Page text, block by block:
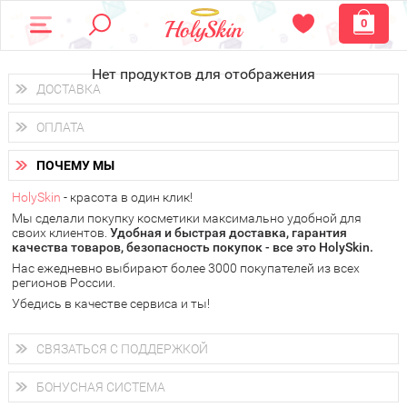
0
Нет продуктов для отображения
ДОСТАВКА
Доставка осуществляетсяпо всем городам России.
Вы можете выбрать доставку курьером, Почтой России или
получить заказ в пунктах выдачи PickPoint или пункте
самовывоза.
В 20 городах России доставка осуществляется ужена
следующий день.
у Вас всегда есть возможность получитьбесплатную
доставку от HolySkin.
подробнее об условиях доставки и оплаты в Вашем городе
ОПЛАТА
Вы можете оплатить свой заказ любым удобным способом:
наличными деньгами (
через интернет-банк (Альфа-банк, Сбербанк) и другими
электронными способами.
ПОЧЕМУ МЫ
HolySkin - красота в один клик!
Мы сделали покупку косметики максимально удобной для
своих клиентов. Удобная и быстрая доставка, гарантия
качества товаров, безопасность покупок - все это HolySkin.
Нас ежедневно выбирают более 3000 покупателей из всех
регионов России.
Убедись в качестве сервиса и ты!
СВЯЗАТЬСЯ С ПОДДЕРЖКОЙ
+7 (800) 707-24-55
Мы будем рады ответить на все Ваши вопросы по работе
магазина, проконсультировать по товарам, рассказать о
БОНУСНАЯ СИСТЕМА